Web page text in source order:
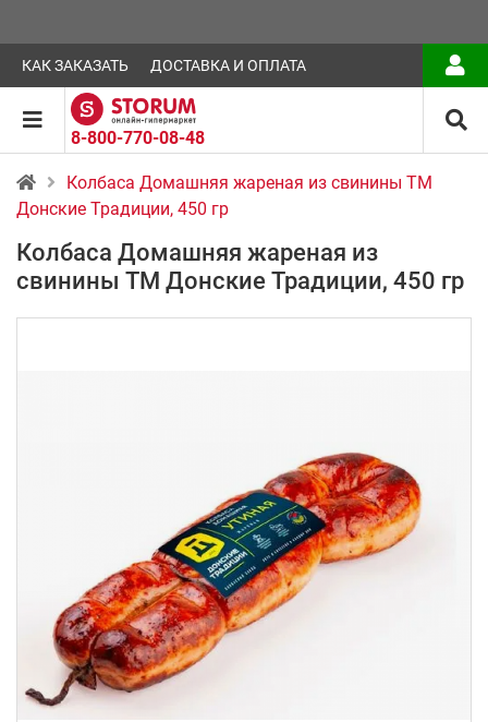
КАК ЗАКАЗАТЬ ДОСТАВКА И ОПЛАТА
8-800-770-08-48
Колбаса Домашняя жареная из свинины ТМ
Донские Традиции, 450 гр
Колбаса Домашняя жареная из
свинины ТМ Донские Традиции, 450 гр